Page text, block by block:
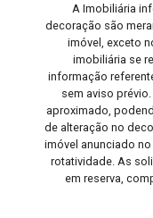
A Imobiliária
decoração são
imóvel, exceto
imobiliária se
informação
sem aviso
aproximado,
de alteração no
imóvel anunciado
rotatividade. As
em reserva,